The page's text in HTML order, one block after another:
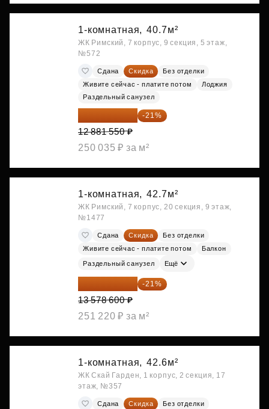
1-комнатная, 40.7м²
ЖК Римский, 7 корпус, 9 секция, 5 этаж,
№572
Сдана Скидка
Без отделки
Живите сейчас - платите потом
Лоджия
Раздельный санузел
10 176 425 ₽ -21%
12 881 550 ₽
250 035 ₽ за м²
1-комнатная, 42.7м²
ЖК Римский, 7 корпус, 20 секция, 9 этаж,
№1477
Сдана Скидка
Без отделки
Живите сейчас - платите потом
Балкон
Раздельный санузел Ещё
10 727 094 ₽ -21%
13 578 600 ₽
251 220 ₽ за м²
1-комнатная, 42.6м²
ЖК Скай Гарден, 1 корпус, 2 секция, 17
этаж, №357
Сдана Скидка Без отделки